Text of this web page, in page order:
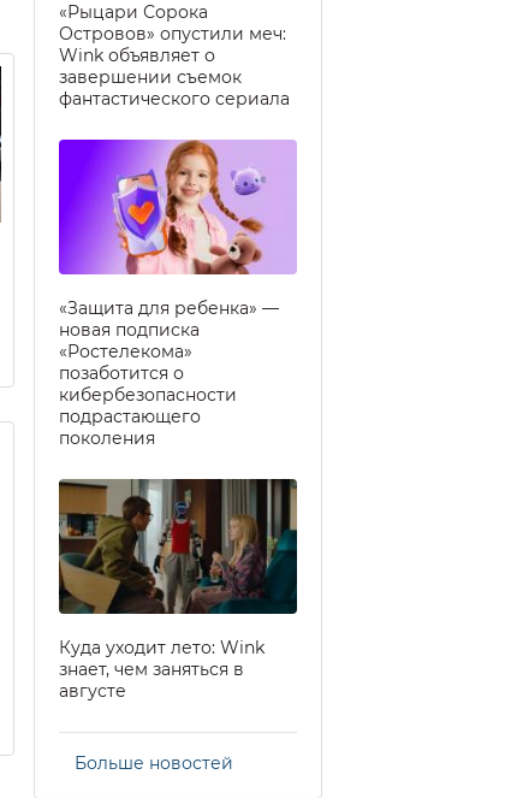
«Рыцари Сорока
Островов» опустили меч:
Wink объявляет о
завершении съемок
фантастического сериала
«Защита для ребенка» —
новая подписка
«Ростелекома»
позаботится о
кибербезопасности
подрастающего
поколения
Куда уходит лето: Wink
знает, чем заняться в
августе
Больше новостей